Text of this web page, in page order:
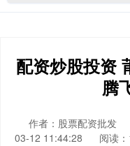
配资炒股投资
腾
作者：股票配资批发
03-12 11:44:28
阅读